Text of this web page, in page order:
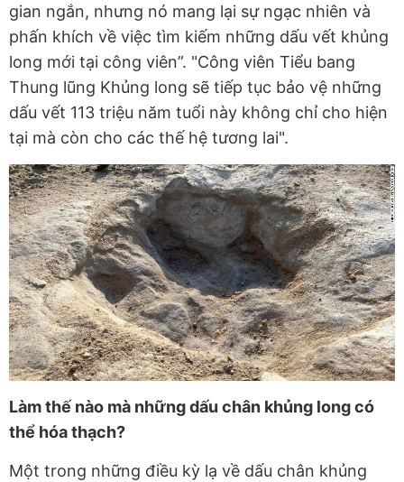
gian ngắn, nhưng nó mang lại sự ngạc nhiên và
phấn khích về việc tìm kiếm những dấu vết khủng
long mới tại công viên”. "Công viên Tiểu bang
Thung lũng Khủng long sẽ tiếp tục bảo vệ những
dấu vết 113 triệu năm tuổi này không chỉ cho hiện
tại mà còn cho các thế hệ tương lai".
Làm thế nào mà những dấu chân khủng long có
thể hóa thạch?
Một trong những điều kỳ lạ về dấu chân khủng